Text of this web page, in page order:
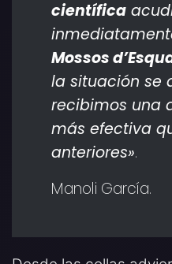
científica
Mossos
la situación se
recibimos una
más efectiva
anteriores».
Manoli García.